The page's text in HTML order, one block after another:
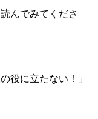
んでみてくださ
役に立たない！」